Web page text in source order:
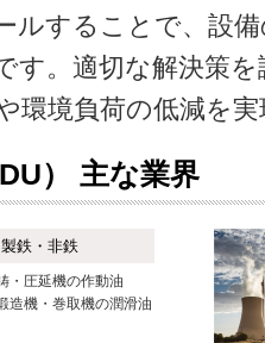
ルすることで、設
す。適切な解決策
環境負荷の低減を
） 主な業界
製鉄・非鉄
・圧延機の作動油
造機・巻取機の潤滑油